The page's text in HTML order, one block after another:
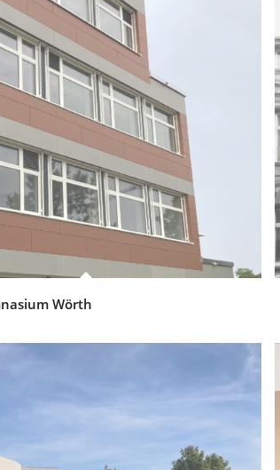
Wörth